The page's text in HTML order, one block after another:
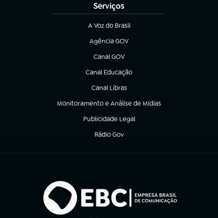
Serviços
A Voz do Brasil
(abre em nova aba)
Agência GOV
(abre em nova aba)
Canal GOV
(abre em nova aba)
Canal Educação
(abre em nova aba)
Canal Libras
(abre em nova aba)
Monitoramento e Análise de Mídias
(abre em nova aba)
Publicidade Legal
(abre em nova aba)
Rádio Gov
(abre em nova aba)